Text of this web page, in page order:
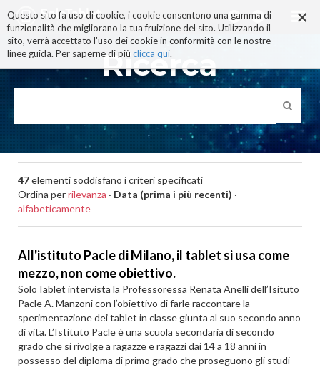
×
Questo sito fa uso di cookie, i cookie consentono una gamma di
funzionalità che migliorano la tua fruizione del sito. Utilizzando il
sito, verrà accettato l'uso dei cookie in conformità con le nostre
linee guida. Per saperne di più clicca qui.
ai
contenuti.
|
alla
navigazione
Ricerca
47elementi soddisfano i criteri specificati
Ordina perrilevanza · Data (prima i più recenti) ·
alfabeticamente
All'istituto Pacle di Milano, il tablet si usa come
mezzo, non come obiettivo.
SoloTablet intervista la Professoressa Renata Anelli dell’Isituto
Pacle A. Manzoni con l’obiettivo di farle raccontare la
sperimentazione dei tablet in classe giunta al suo secondo anno
di vita. L’Istituto Pacle è una scuola secondaria di secondo
grado che si rivolge a ragazze e ragazzi dai 14 a 18 anni in
possesso del diploma di primo grado che proseguono gli studi